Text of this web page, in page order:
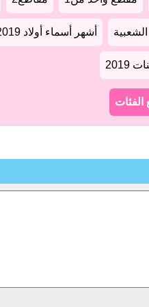
الشعبية أشهر أسماء أولاد 2019
2019